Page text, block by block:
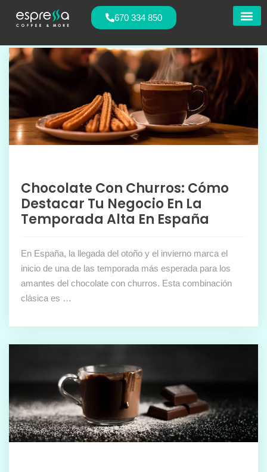
670 334 850
Chocolate Con Churros: Cómo
Destacar Tu Negocio En La
Temporada Alta En España
En España, la llegada del otoño y el invierno marca el
inicio de una de las temporada más esperada para los
amantes del chocolate con churros. Esta combinación
clásica es …